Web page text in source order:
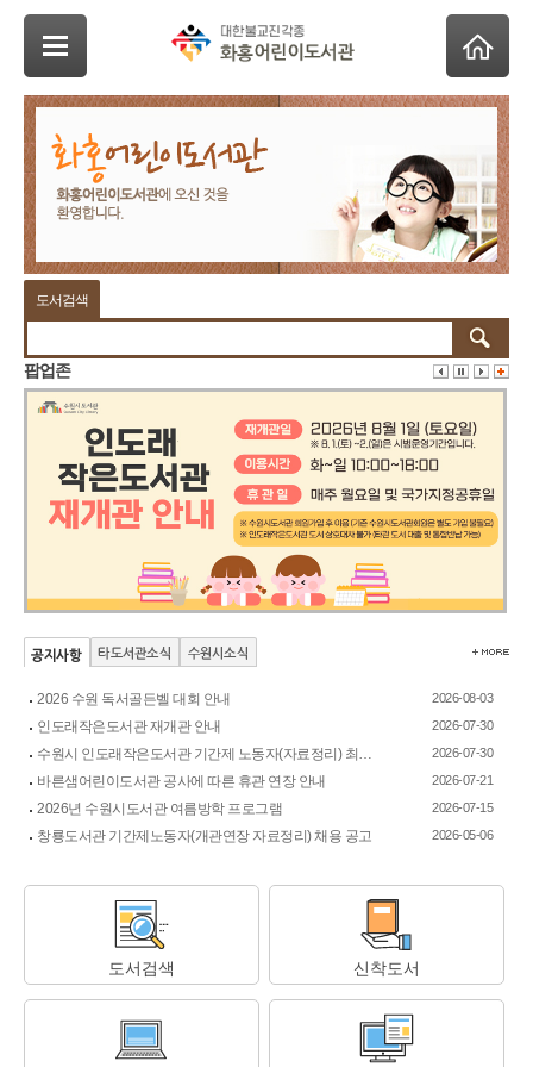
도서검색
팝업존
2026 수원 독서골든벨 대회 안내 2026-08-03
인도래작은도서관 재개관 안내 2026-07-30
수원시 인도래작은도서관 기간제 노동자(자료정리) 최종합격자 공고 2026-07-30
바른샘어린이도서관 공사에 따른 휴관 연장 안내 2026-07-21
2026년 수원시도서관 여름방학 프로그램 2026-07-15
창룡도서관 기간제노동자(개관연장 자료정리) 채용 공고 2026-05-06
도서검색 신착도서